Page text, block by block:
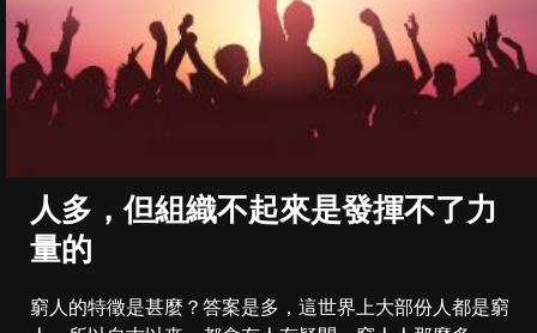
人多，但組織不起來是發揮不了力
量的
窮人的特徵是甚麼？答案是多，這世界上大部份人都是窮